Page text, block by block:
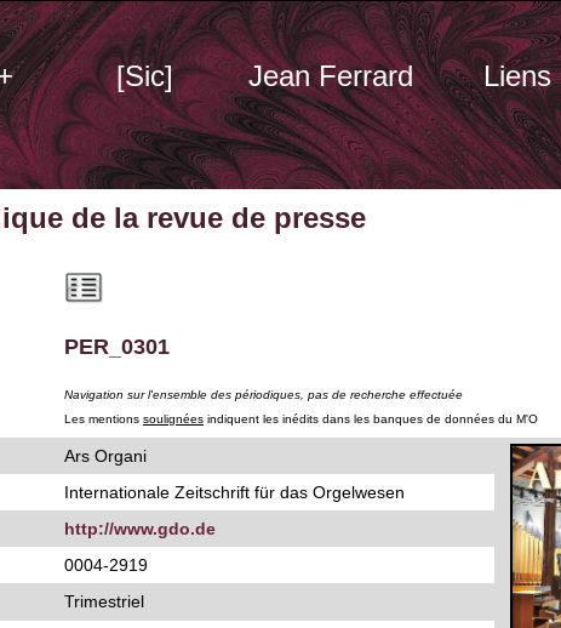
[Sic] Jean Ferrard Liens
de la revue de presse
PER_0301
Navigation sur l'ensemble des périodiques, pas de recherche effectuée
Les mentions soulignées indiquent les inédits dans les banques de données du M'O
Ars Organi
Internationale Zeitschrift für das Orgelwesen
http://www.gdo.de
0004-2919
Trimestriel